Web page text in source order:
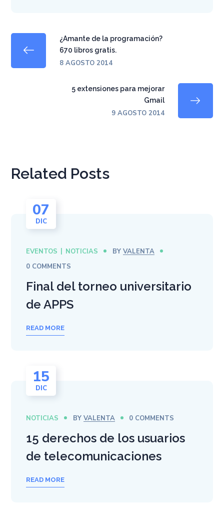
¿Amante de la programación?
670 libros gratis.
8 AGOSTO 2014
5 extensiones para mejorar
Gmail
9 AGOSTO 2014
Related Posts
07
DIC
EVENTOS NOTICIAS BY VALENTA
0 COMMENTS
Final del torneo universitario
de APPS
READ MORE
15
DIC
NOTICIAS BY VALENTA 0 COMMENTS
15 derechos de los usuarios
de telecomunicaciones
READ MORE